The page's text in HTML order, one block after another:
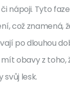
nápoji. Tyto
což znamená,
po dlouhou
obavy z toho,
svůj lesk.